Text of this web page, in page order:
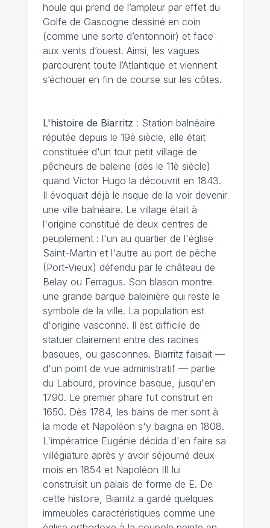
houle qui prend de l’ampleur par effet du
Golfe de Gascogne dessiné en coin
(comme une sorte d’entonnoir) et face
aux vents d’ouest. Ainsi, les vagues
parcourent toute l’Atlantique et viennent
s’échouer en fin de course sur les côtes.
L'histoire de Biarritz : Station balnéaire
réputée depuis le 19è siècle, elle était
constituée d'un tout petit village de
pêcheurs de baleine (dès le 11è siècle)
quand Victor Hugo la découvrit en 1843.
Il évoquait déjà le risque de la voir devenir
une ville balnéaire. Le village était à
l'origine constitué de deux centres de
peuplement : l'un au quartier de l'église
Saint-Martin et l'autre au port de pêche
(Port-Vieux) défendu par le château de
Belay ou Ferragus. Son blason montre
une grande barque baleinière qui reste le
symbole de la ville. La population est
d'origine vasconne. Il est difficile de
statuer clairement entre des racines
basques, ou gasconnes. Biarritz faisait —
d'un point de vue administratif — partie
du Labourd, province basque, jusqu'en
1790. Le premier phare fut construit en
1650. Dès 1784, les bains de mer sont à
la mode et Napoléon s'y baigna en 1808.
L'impératrice Eugénie décida d'en faire sa
villégiature après y avoir séjourné deux
mois en 1854 et Napoléon III lui
construisit un palais de forme de E. De
cette histoire, Biarritz a gardé quelques
immeubles caractéristiques comme une